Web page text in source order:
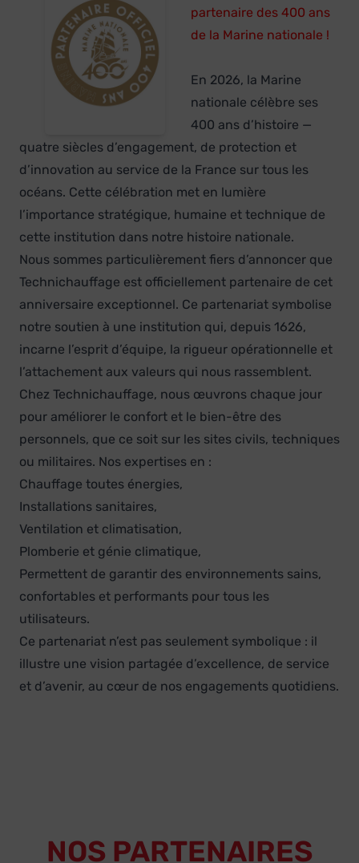
partenaire des 400 ans
de la Marine nationale !
En 2026, la Marine
nationale célèbre ses
400 ans d’histoire —
quatre siècles d’engagement, de protection et
d’innovation au service de la France sur tous les
océans. Cette célébration met en lumière
l’importance stratégique, humaine et technique de
cette institution dans notre histoire nationale.
Nous sommes particulièrement fiers d’annoncer que
Technichauffage est officiellement partenaire de cet
anniversaire exceptionnel. Ce partenariat symbolise
notre soutien à une institution qui, depuis 1626,
incarne l’esprit d’équipe, la rigueur opérationnelle et
l’attachement aux valeurs qui nous rassemblent.
Chez Technichauffage, nous œuvrons chaque jour
pour améliorer le confort et le bien-être des
personnels, que ce soit sur les sites civils, techniques
ou militaires. Nos expertises en :
Chauffage toutes énergies,
Installations sanitaires,
Ventilation et climatisation,
Plomberie et génie climatique,
Permettent de garantir des environnements sains,
confortables et performants pour tous les
utilisateurs.
Ce partenariat n’est pas seulement symbolique : il
illustre une vision partagée d’excellence, de service
et d’avenir, au cœur de nos engagements quotidiens.
NOS PARTENAIRES